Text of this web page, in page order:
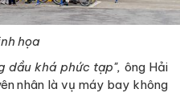
họa
dầu khá phức tạp", ông Hải
nhân là vụ máy bay không